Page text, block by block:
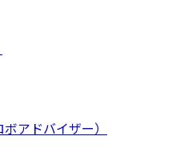
アドバイザー）